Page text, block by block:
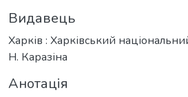
Видавець
Харків : Харківський
Н. Каразіна
Анотація